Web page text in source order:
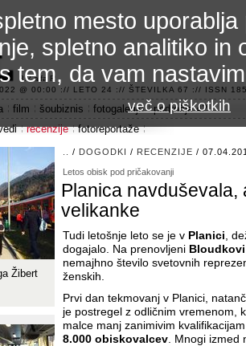
3.2 alfa R
@ 00:00 :// LETO 24 :// ŠTEVILKA 67 :// ISSN
film šoubiznis fotogalerije
področje 42
recenzije fotoreportaže
/ DOGODKI / RECENZIJE /
Letos obisk pod pričakovanji
Planica navduševala,
velikanke
Tudi letošnje leto se je v Planici,
dogajalo. Na prenovljeni
nemajhno število svetovnih
ženskih.
Prvi dan tekmovanj v Planici,
je postregel z odličnim vremenom,
malce manj zanimivim
8.000 obiskovalcev. Mnogi izmed
Žibert
mesto
spletno analitiko in
tem, da vam
več o piškotkih